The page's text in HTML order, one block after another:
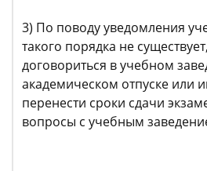
3) По поводу уведомления
такого порядка не
договориться в учебном
академическом отпуске или
перенести сроки сдачи
вопросы с учебным